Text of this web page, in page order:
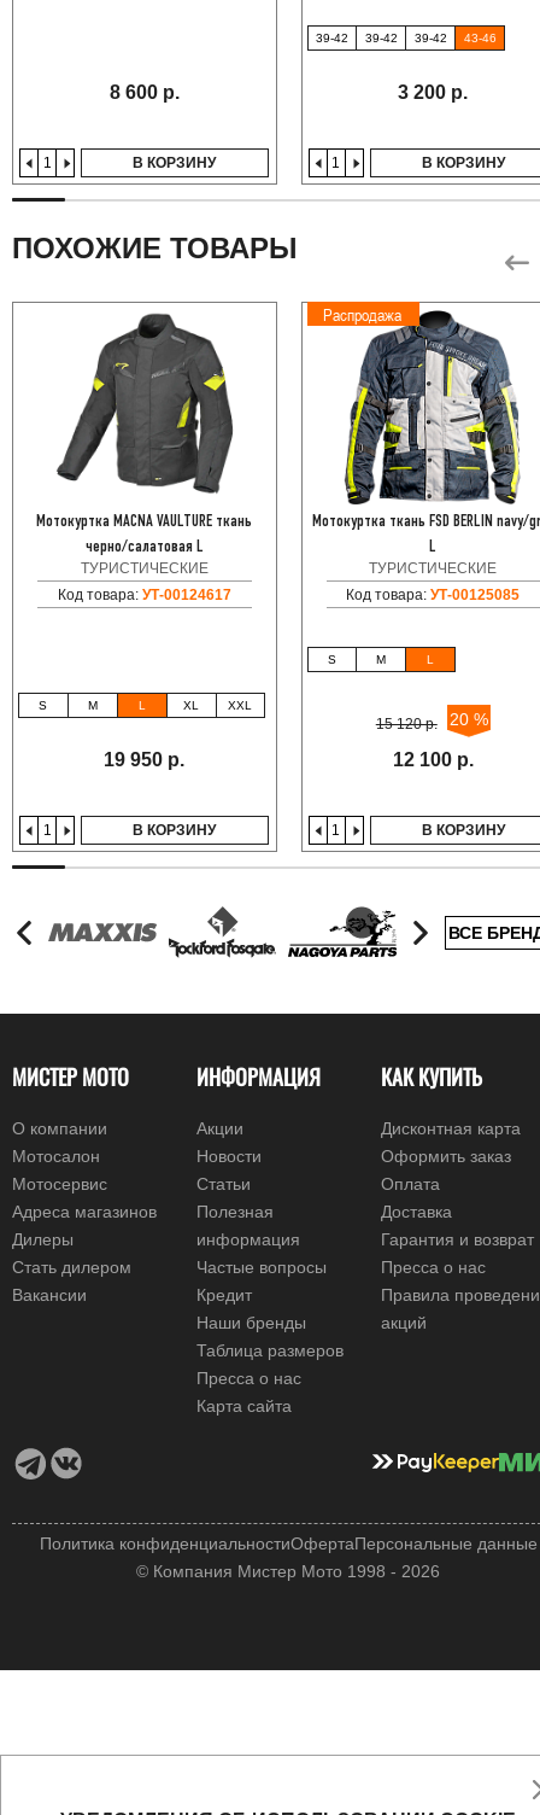
8 600 р.
В КОРЗИНУ
39-42 39-42 39-42 43-46
3 200 р.
В КОРЗИНУ
ПОХОЖИЕ ТОВАРЫ
Мотокуртка MACNA VAULTURE ткань
черно/салатовая L
ТУРИСТИЧЕСКИЕ
Код товара: УТ-00124617
S M L XL XXL
19 950 р.
В КОРЗИНУ
Распродажа
Мотокуртка ткань FSD BERLIN navy/
L
ТУРИСТИЧЕСКИЕ
Код товара:УТ-00125085
S M L
15 120 р. 20 %
12 100 р.
В КОРЗИНУ
ВСЕ
МИСТЕР МОТО
О компании
Мотосалон
Мотосервис
Адреса магазинов
Дилеры
Стать дилером
Вакансии
ИНФОРМАЦИЯ
Акции
Новости
Статьи
Полезная
информация
Частые вопросы
Кредит
Наши бренды
Таблица размеров
Пресса о нас
Карта сайта
КАК КУПИТЬ
Дисконтная карта
Оформить заказ
Оплата
Доставка
Гарантия и возврат
Пресса о нас
Правила
акций
© Компания Мистер Мото 1998 - 2026
Политика конфиденциальностиОфертаПерсональные данные